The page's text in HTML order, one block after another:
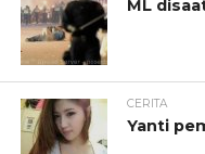
ML
CERITA
Yanti